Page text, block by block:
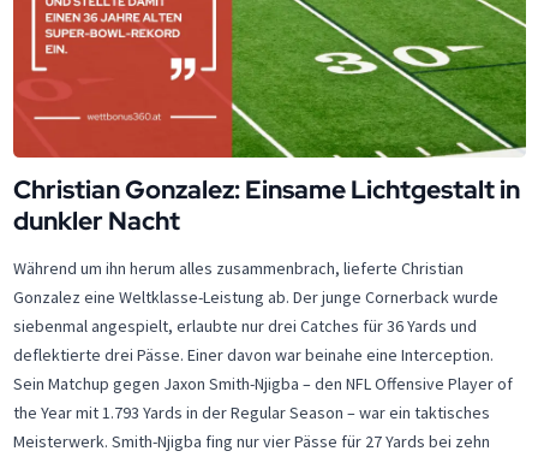
Christian Gonzalez: Einsame Lichtgestalt in
dunkler Nacht
Während um ihn herum alles zusammenbrach, lieferte Christian
Gonzalez eine Weltklasse-Leistung ab. Der junge Cornerback wurde
siebenmal angespielt, erlaubte nur drei Catches für 36 Yards und
deflektierte drei Pässe. Einer davon war beinahe eine Interception.
Sein Matchup gegen Jaxon Smith-Njigba – den NFL Offensive Player of
the Year mit 1.793 Yards in der Regular Season – war ein taktisches
Meisterwerk. Smith-Njigba fing nur vier Pässe für 27 Yards bei zehn